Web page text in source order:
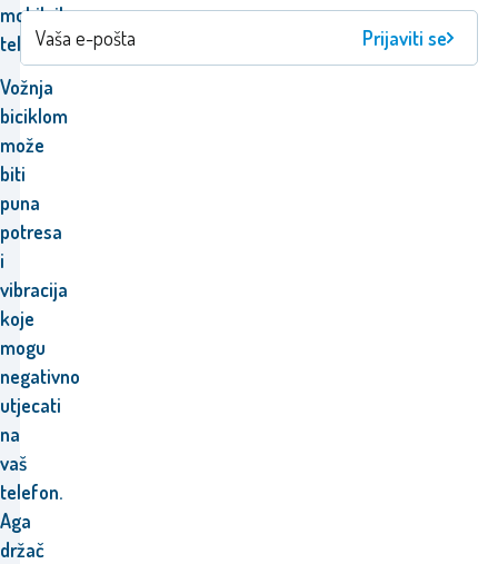
mobilnih
telefona.
Vožnja
biciklom
može
biti
puna
potresa
i
vibracija
koje
mogu
negativno
utjecati
na
vaš
telefon.
Aga
držač
Prijaviti se